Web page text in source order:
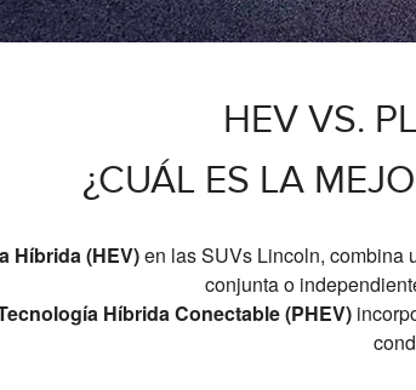
HEV VS.
¿CUÁL ES LA
Híbrida (HEV)en las SUVs Lincoln, combina
conjunta o
Híbrida Conectable (PHEV)